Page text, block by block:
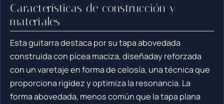
Características de construcción y
materiales
Esta guitarra destaca por su tapa abovedada
construida con pícea maciza, diseñaday reforzada
con un varetaje en forma de celosía, una técnica que
proporciona rigidez y optimiza la resonancia. La
forma abovedada, menos común que la tapa plana